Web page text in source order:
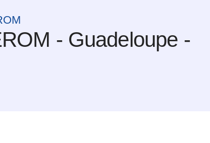
- Guadeloupe -